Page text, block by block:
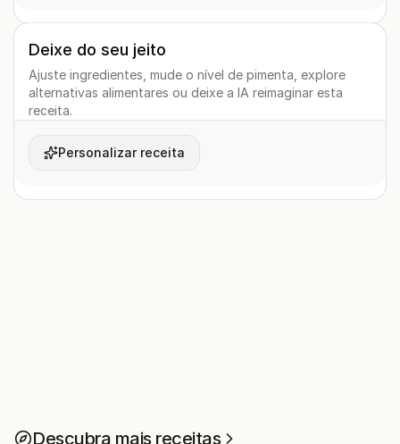
Deixe do seu jeito
Ajuste ingredientes, mude o nível de pimenta, explore
alternativas alimentares ou deixe a IA reimaginar esta
receita.
Personalizar receita
Descubra mais receitas